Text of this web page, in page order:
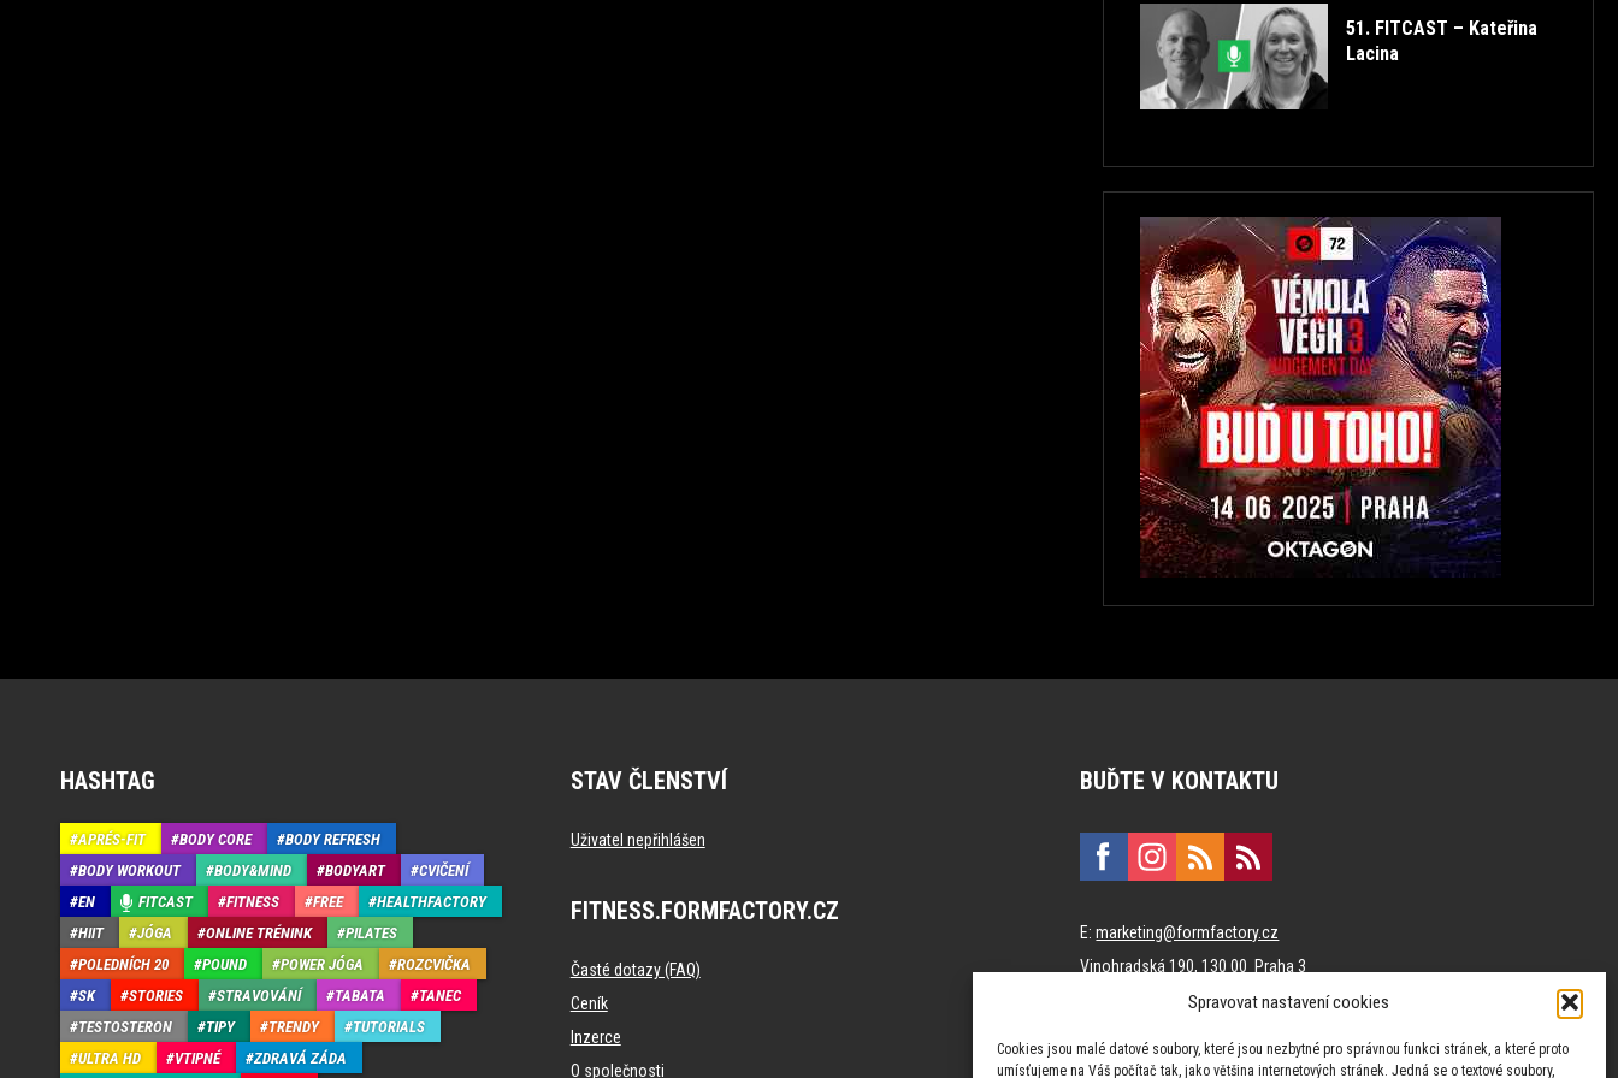
Spravovat nastavení cookies
Cookies jsou malé datové soubory, které jsou nezbytné pro správnou funkci stránek, a které proto
umísťujeme na Váš počítač tak, jako většina internetových stránek. Jedná se o textové soubory,
51. FITCAST – Kateřina
Lacina
HASHTAG
APRÉS-FIT BODY CORE
BODY REFRESH
BODY WORKOUT
BODY&MIND BODYART
CVIČENÍ
EN
FITCAST FITNESS FREE
HEALTHFACTORY
HIIT
JÓGA ONLINE TRÉNINK
PILATES
POLEDNÍCH 20
POUND POWER JÓGA
ROZCVIČKA
SK
STORIES STRAVOVÁNÍ TABATA
TANEC
TESTOSTERON
TIPY TRENDY
TUTORIALS
ULTRA HD
VTIPNÉ ZDRAVÁ ZÁDA
STAV ČLENSTVÍ
Uživatel nepřihlášen
FITNESS.FORMFACTORY.CZ
Časté dotazy (FAQ)
Ceník
Inzerce
O společnosti
BUĎTE V KONTAKTU
E:marketing@formfactory.cz
Vinohradská 190, 130 00 Praha 3